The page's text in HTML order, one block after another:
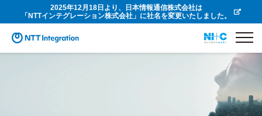
2025年12月18日より、日本情報通信株式会社は
「NTTインテグレーション株式会社」に社名を変更いたしました。